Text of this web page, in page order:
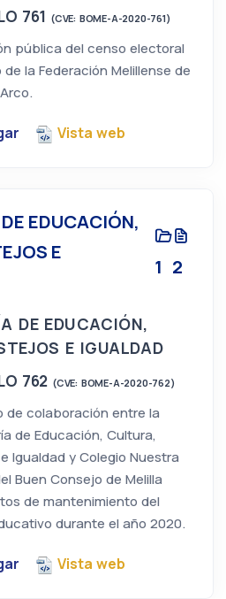
761 (CVE: BOME-A-2020-761)
pública del censo electoral
la Federación Melillense de
Vista web
EDUCACIÓN,
E
1 2
DE EDUCACIÓN,
E IGUALDAD
762 (CVE: BOME-A-2020-762)
de colaboración entre la
de Educación, Cultura,
Igualdad y Colegio Nuestra
Buen Consejo de Melilla
de mantenimiento del
durante el año 2020.
Vista web